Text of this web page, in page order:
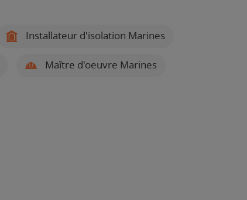
Installateur d'isolation Marines
Maître d'oeuvre Marines